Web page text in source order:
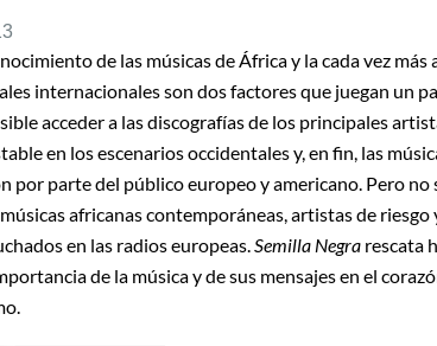
de las músicas de África y la cada vez
internacionales son dos factores que juegan un
acceder a las discografías de los principales
en los escenarios occidentales y, en fin, las
por parte del público europeo y americano. Pero
africanas contemporáneas, artistas de
en las radios europeas.Semilla Negra rescata
de la música y de sus mensajes en el